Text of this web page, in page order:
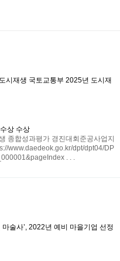
시재생 국토교통부 2025년 도시재
상 수상
종합성과평가 경진대회준공사업지
www.daedeok.go.kr/dpt/dpt04/DP
. . .
마술사’, 2022년 예비 마을기업 선정